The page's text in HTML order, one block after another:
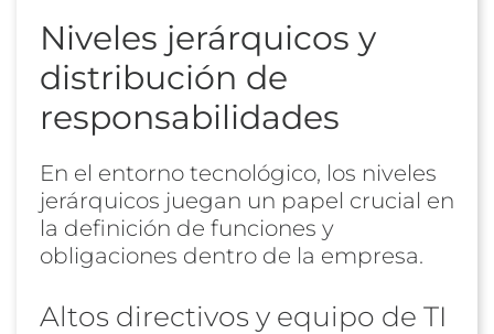
Niveles jerárquicos y
distribución de
responsabilidades
En el entorno tecnológico, los niveles
jerárquicos juegan un papel crucial en
la definición de funciones y
obligaciones dentro de la empresa.
Altos directivos y equipo de TI